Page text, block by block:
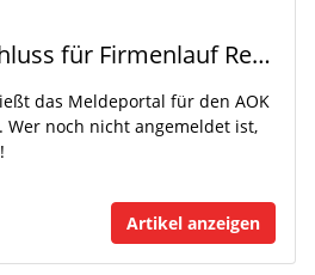
12. Juni Meldeschluss für Firmenlauf Reutlingen
das Meldeportal für den AOK
Wer noch nicht angemeldet ist,
Artikel anzeigen